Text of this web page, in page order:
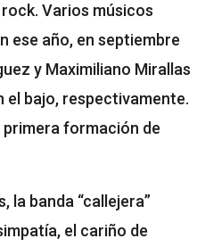
Varios músicos
ese año, en septiembre
y Maximiliano Mirallas
el bajo, respectivamente.
formación de
la banda “callejera”
el cariño de